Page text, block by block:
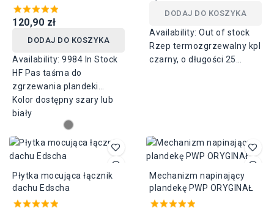
1300 kg - 100 mb/SZARY
LUB BIAŁY
120,90 zł
DODAJ DO KOSZYKA
Availability: 9984 In Stock
HF Pas taśma do
zgrzewania plandeki
wykonany z PCV o
długości 100 metrów i
szerokości 50 mm, udźwig
1300 kg. Cena za 100 mb
brutto
Kolor dostępny szary lub
biały
DODAJ DO KOSZYKA
Availability: Out of stock
Rzep termozgrzewalny kpl
czarny, o długości 25
jest podwójna/.
Płytka mocująca łącznik
dachu Edscha
Mechanizm napinający
plandekę PWP ORYGINAŁ